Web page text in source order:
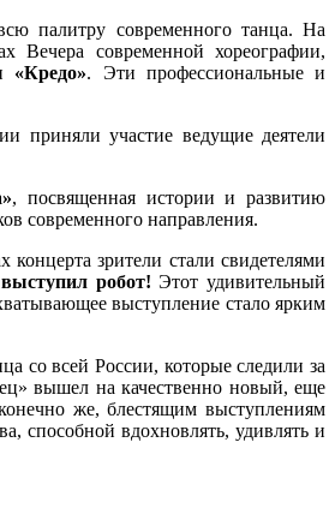
палитру современного танца. На
Вечера современной хореографии,
«Кредо». Эти профессиональные и
приняли участие ведущие деятели
, посвященная истории и развитию
современного направления.
зрители стали свидетелями
робот! Этот удивительный
выступление стало ярким
со всей России, которые следили за
вышел на качественно новый, еще
же, блестящим выступлениям
способной вдохновлять, удивлять и